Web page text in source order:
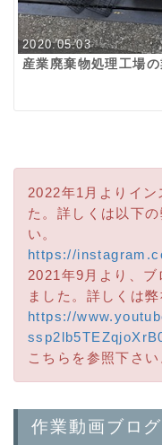
2020.05.03
産業廃棄物処理工場
2022年1月よりイン
た。詳しくは以下
い。
https://
2021年9月より、ブ
ました。詳しくは
https://
こちらを参照下さい
作業動画ブログ